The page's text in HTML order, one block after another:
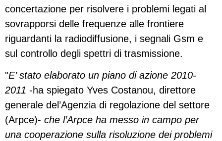
concertazione per risolvere i problemi legati al
sovrapporsi delle frequenze alle frontiere
riguardanti la radiodiffusione, i segnali Gsm e
sul controllo degli spettri di trasmissione.
"E’ stato elaborato un piano di azione 2010-
2011 -ha spiegato Yves Costanou, direttore
generale del’Agenzia di regolazione del settore
(Arpce)- che l’Arpce ha messo in campo per
una cooperazione sulla risoluzione dei problemi